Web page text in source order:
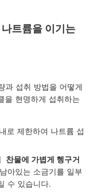
트륨을 이기는
과 섭취 방법을 어떻게
을 현명하게 섭취하는
로 제한하여 나트륨 섭
찬물에 가볍게 헹구거
아있는 소금기를 일부
수 있습니다.